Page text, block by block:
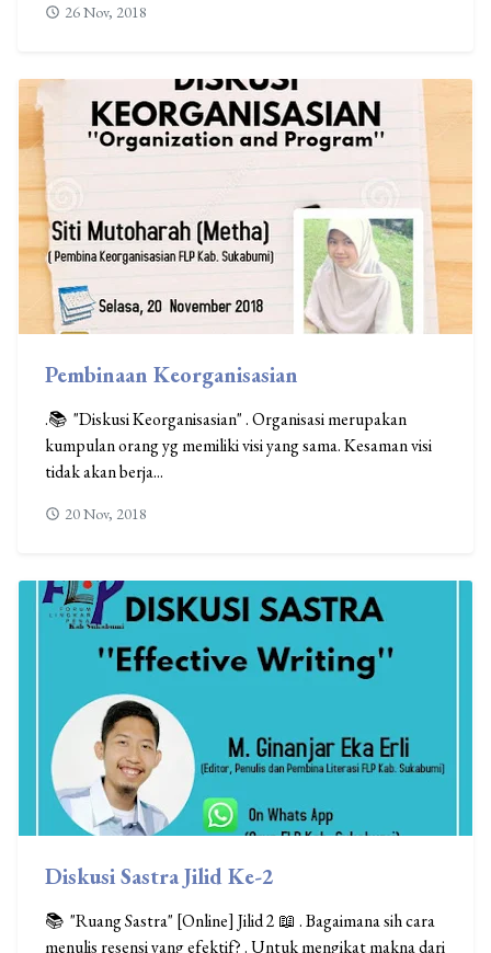
26 Nov, 2018
Pembinaan Keorganisasian
.📚 "Diskusi Keorganisasian" . Organisasi merupakan
kumpulan orang yg memiliki visi yang sama. Kesaman visi
tidak akan berja...
20 Nov, 2018
Diskusi Sastra Jilid Ke-2
📚 "Ruang Sastra" [Online] Jilid 2 📖 . Bagaimana sih cara
menulis resensi yang efektif? . Untuk mengikat makna dari